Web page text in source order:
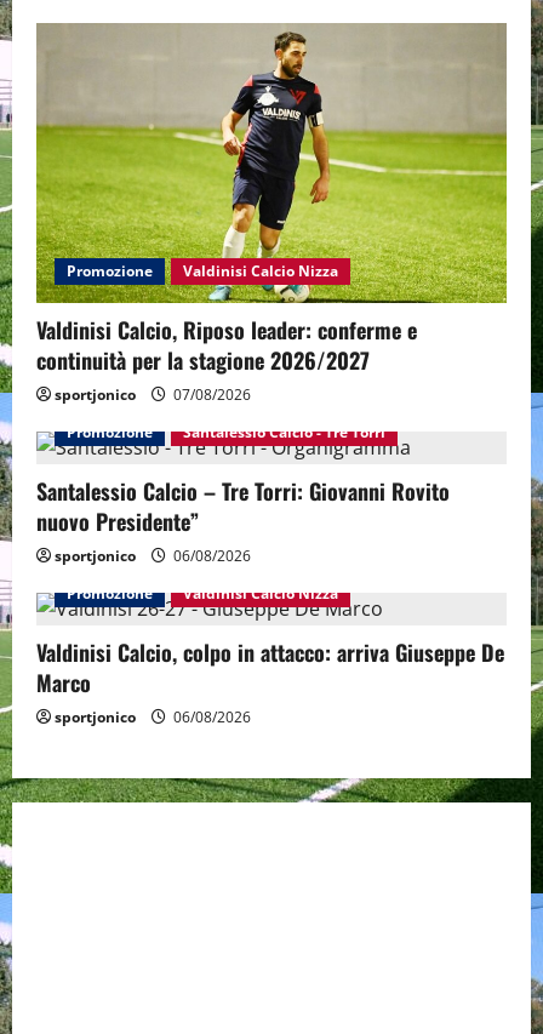
Promozione Valdinisi Calcio Nizza
Valdinisi Calcio, Riposo leader: conferme e
continuità per la stagione 2026/2027
sportjonico
07/08/2026
Promozione
Santalessio Calcio - Tre Torri
Santalessio Calcio – Tre Torri: Giovanni Rovito
nuovo Presidente”
sportjonico
06/08/2026
Promozione
Valdinisi Calcio Nizza
Valdinisi Calcio, colpo in attacco: arriva Giuseppe De
Marco
sportjonico 06/08/2026